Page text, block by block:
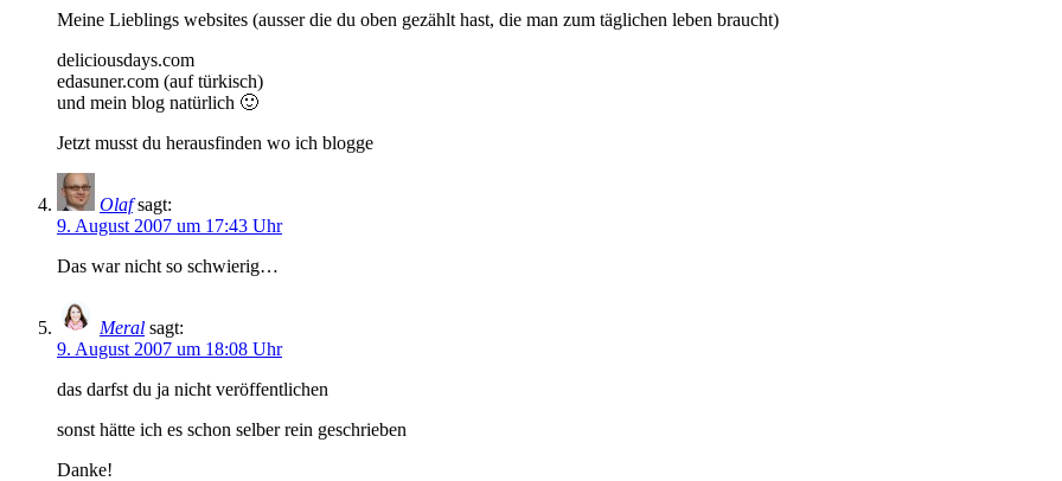
Meine Lieblings websites (ausser die du oben gezählt hast, die man zum täglichen leben braucht)
deliciousdays.com
edasuner.com (auf türkisch)
und mein blog natürlich 🙂
Jetzt musst du herausfinden wo ich blogge
Olaf sagt:
9. August 2007 um 17:43 Uhr
Das war nicht so schwierig…
Meral sagt:
9. August 2007 um 18:08 Uhr
das darfst du ja nicht veröffentlichen
sonst hätte ich es schon selber rein geschrieben
Danke!